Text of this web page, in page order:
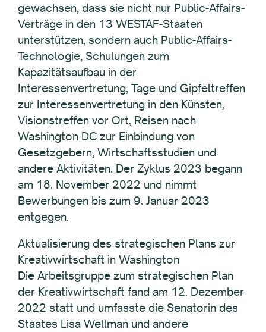
gewachsen, dass sie nicht nur Public-Affairs-
Verträge in den 13 WESTAF-Staaten
unterstützen, sondern auch Public-Affairs-
Technologie, Schulungen zum
Kapazitätsaufbau in der
Interessenvertretung, Tage und Gipfeltreffen
zur Interessenvertretung in den Künsten,
Visionstreffen vor Ort, Reisen nach
Washington DC zur Einbindung von
Gesetzgebern, Wirtschaftsstudien und
andere Aktivitäten. Der Zyklus 2023 begann
am 18. November 2022 und nimmt
Bewerbungen bis zum 9. Januar 2023
entgegen.
Aktualisierung des strategischen Plans zur
Kreativwirtschaft in Washington
Die Arbeitsgruppe zum strategischen Plan
der Kreativwirtschaft fand am 12. Dezember
2022 statt und umfasste die Senatorin des
Staates Lisa Wellman und andere